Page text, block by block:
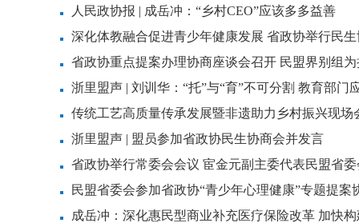
人民政协报 | 成岳冲：“乡村CEO”应该多多益善
深化体教融合促进青少年健康发展 省政协举行民
省政协重点提案办理协商座谈会召开 民盟界别组
浙里盟声 | 刘训华：“托”与“育”不可分割 教育部门
传统工艺高质量传承发展暨非遗助力乡村振兴现
发言
浙里盟声 | 盟员参加省政协民生协商会并发言
省政协举行常委会会议 宦金元副主委代表民盟省
民盟省委会参加省政协“青少年心理健康”专题提案
成岳冲：深化惠民型商业补充医疗保险改革 加快